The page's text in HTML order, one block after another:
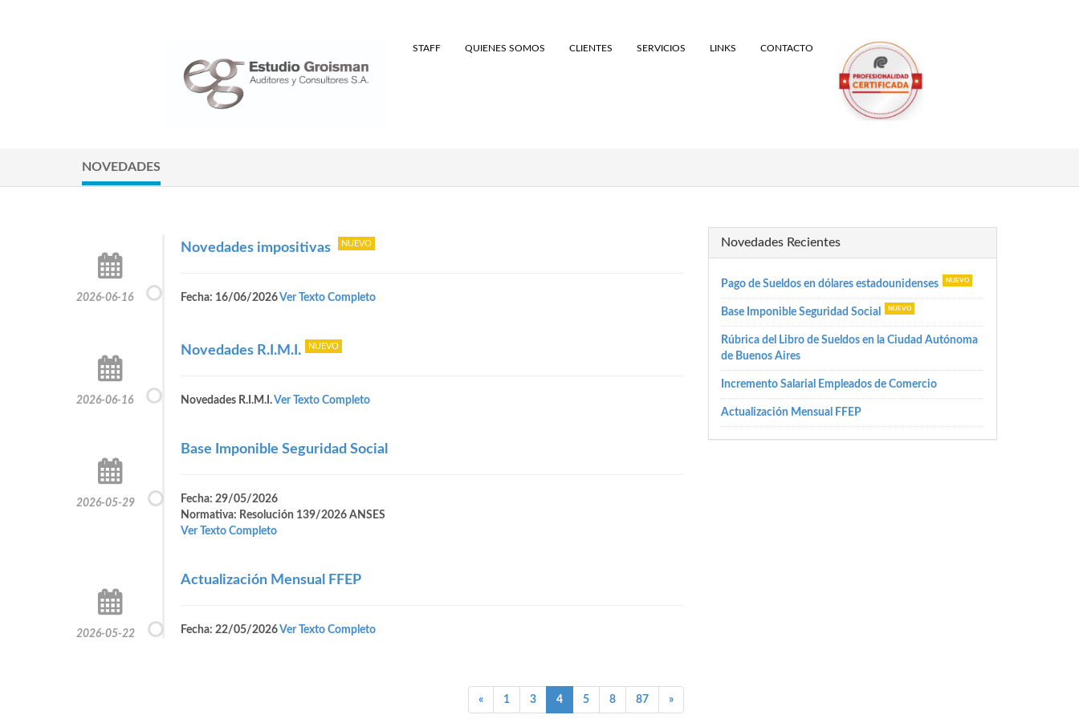
STAFF QUIENES SOMOS CLIENTES SERVICIOS LINKS CONTACTO
NOVEDADES
Novedades impositivas
2026-06-16 Fecha: 16/06/2026Ver Texto Completo
Novedades R.I.M.I.
2026-06-16 Novedades R.I.M.I.Ver Texto Completo
Base Imponible Seguridad Social
2026-05-29
Fecha: 29/05/2026
Normativa: Resolución 139/2026 ANSES
Ver Texto Completo
Actualización Mensual FFEP
2026-05-22 Fecha: 22/05/2026Ver Texto Completo
« 1 3 4(current)
5 8 87 »
Novedades Recientes
Pago de Sueldos en dólares estadounidenses
Base Imponible Seguridad Social
Rúbrica del Libro de Sueldos en la Ciudad Autónoma
de Buenos Aires
Incremento Salarial Empleados de Comercio
Actualización Mensual FFEP